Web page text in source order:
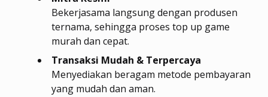
Bekerjasama langsung dengan produsen
ternama, sehingga proses top up game
murah dan cepat.
Transaksi Mudah & Terpercaya
Menyediakan beragam metode pembayaran
yang mudah dan aman.